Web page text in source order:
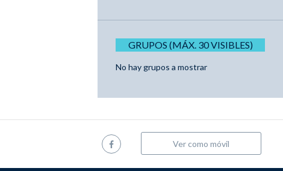
GRUPOS (MÁX. 30 VISIBLES)
No hay grupos a mostrar